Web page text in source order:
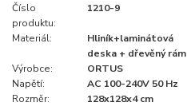
Číslo
produktu:
1210-9
Materiál:
Hliník+laminátová
deska + dřevěný rám
Výrobce:
ORTUS
Napětí:
AC 100-240V 50 Hz
Rozměr:
128x128x4 cm